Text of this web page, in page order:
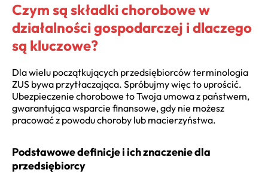
Czym są składki chorobowe w
działalności gospodarczej i dlaczego
są kluczowe?
Dla wielu początkujących przedsiębiorców terminologia
ZUS bywa przytłaczająca. Spróbujmy więc to uprościć.
Ubezpieczenie chorobowe to Twoja umowa z państwem,
gwarantująca wsparcie finansowe, gdy nie możesz
pracować z powodu choroby lub macierzyństwa.
Podstawowe definicje i ich znaczenie dla
przedsiębiorcy